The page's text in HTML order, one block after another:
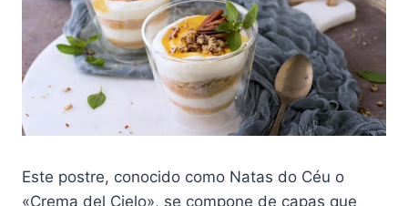
Este postre, conocido como Natas do Céu o
«Crema del Cielo», se compone de capas que